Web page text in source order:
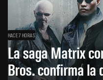
HACE 7 HORAS
La saga Matrix
Bros. confirma la